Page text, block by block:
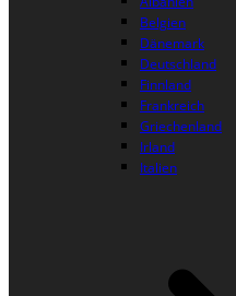
Belgien
Dänemark
Deutschland
Finnland
Frankreich
Griechenland
Irland
Italien